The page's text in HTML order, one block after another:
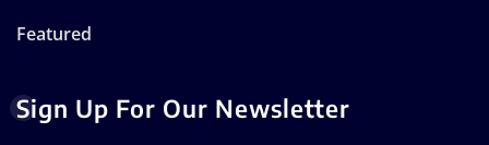
Featured
Sign Up For Our Newsletter